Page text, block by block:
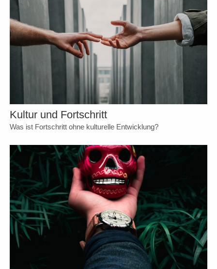
Kultur und Fortschritt
Was ist Fortschritt ohne kulturelle Entwicklung?